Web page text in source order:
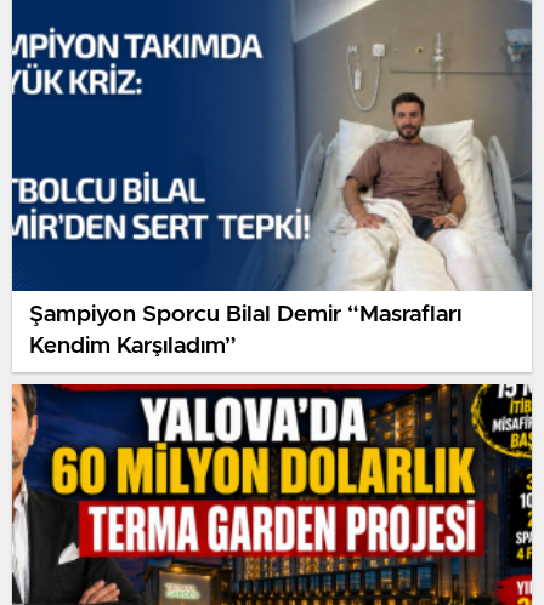
Şampiyon Sporcu Bilal Demir “Masrafları
Kendim Karşıladım”